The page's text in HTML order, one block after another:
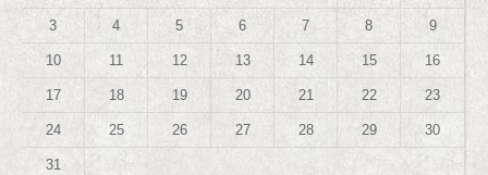
3 4 5 6 7 8 9
10 11 12 13 14 15 16
17 18 19 20 21 22 23
24 25 26 27 28 29 30
31